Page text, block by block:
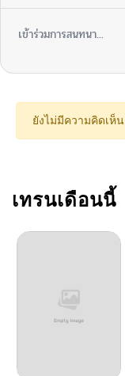
เข้าร่วมการสนทนา...
ยังไม่มีความคิดเห็น
เทรนเดือนนี้